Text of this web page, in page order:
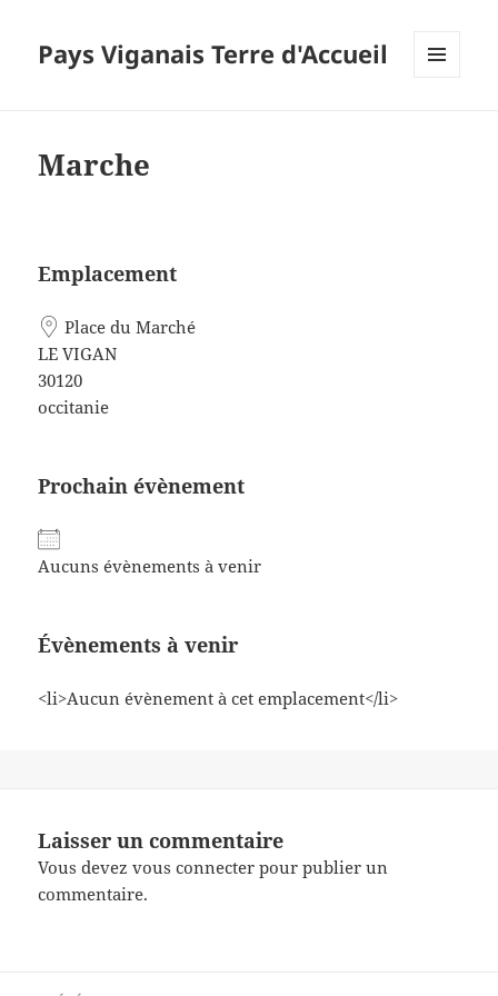
Pays Viganais Terre d'Accueil
Marche
Emplacement
Place du Marché
LE VIGAN
30120
occitanie
Prochain évènement
Aucuns évènements à venir
Évènements à venir
<li>Aucun évènement à cet emplacement</li>
Laisser un commentaire
Vous devezvous connecter pour publier un
commentaire.